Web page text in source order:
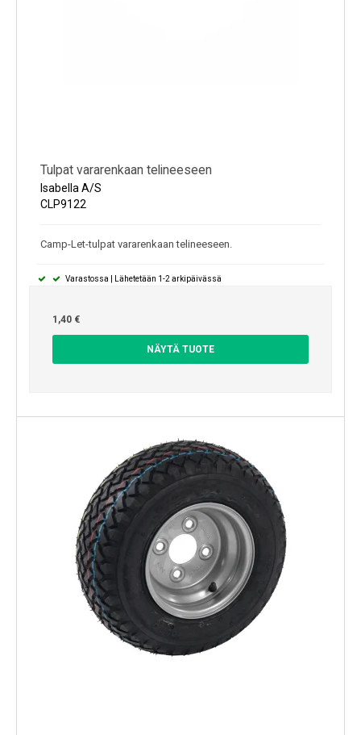
Tulpat vararenkaan telineeseen
Isabella A/S
CLP9122
Camp-Let-tulpat vararenkaan telineeseen.
Varastossa | Lähetetään 1-2 arkipäivässä
1,40 €
NÄYTÄ TUOTE